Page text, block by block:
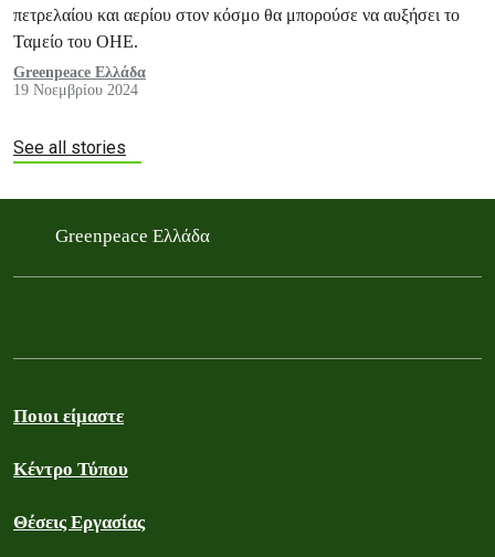
πετρελαίου και αερίου στον κόσμο θα μπορούσε να αυξήσει το
Ταμείο του ΟΗΕ.
Greenpeace Ελλάδα
19 Νοεμβρίου 2024
See all stories
Greenpeace Ελλάδα
Ποιοι είμαστε
Κέντρο Τύπου
Θέσεις Εργασίας